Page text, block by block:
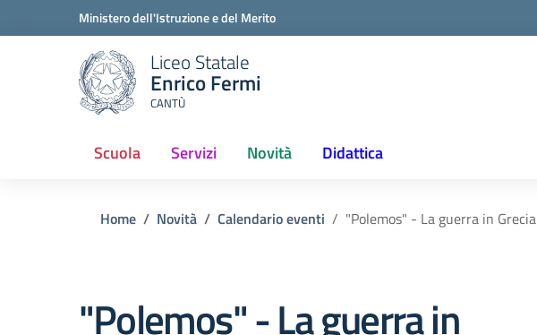
Ministero dell'Istruzione e del Merito
Liceo Statale
Enrico Fermi
CANTÙ
Scuola Servizi Novità
(current) Didattica
Home Novità Calendario eventi "Polemos" - La guerra in Grecia
"Polemos" - La guerra in